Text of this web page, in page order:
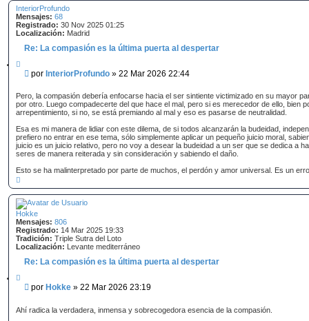
i
b
a
InteriorProfundo
Mensajes: 68
Registrado: 30 Nov 2025 01:25
Localización: Madrid
Re: La compasión es la última puerta al despertar
r
M
n
s
a
e
por InteriorProfundo » 22 Mar 2026 22:44
Pero, la compasión debería enfocarse hacia el ser sintiente victimizado en su mayor
por otro. Luego compadecerte del que hace el mal, pero si es merecedor de ello, bien
arrepentimiento, si no, se está premiando al mal y eso es pasarse de neutralidad.
Esa es mi manera de lidiar con este dilema, de si todos alcanzarán la budeidad,
prefiero no entrar en ese tema, sólo simplemente aplicar un pequeño juicio moral,
juicio es un juicio relativo, pero no voy a desear la budeidad a un ser que se dedica a
seres de manera reiterada y sin consideración y sabiendo el daño.
Esto se ha malinterpretado por parte de muchos, el perdón y amor universal. Es un
r
r
i
b
a
Hokke
Mensajes: 806
Registrado: 14 Mar 2025 19:33
Tradición: Triple Sutra del Loto
Localización: Levante mediterráneo
Re: La compasión es la última puerta al despertar
r
M
n
por Hokke » 22 Mar 2026 23:19
Ahí radica la verdadera, inmensa y sobrecogedora esencia de la compasión.